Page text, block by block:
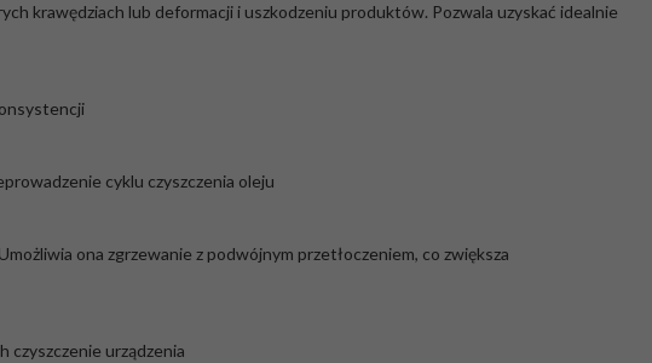
krawędziach lub deformacji i uszkodzeniu produktów. Pozwala uzyskać idealnie
cyklu czyszczenia oleju
ona zgrzewanie z podwójnym przetłoczeniem, co zwiększa
czyszczenie urządzenia